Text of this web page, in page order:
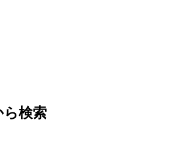
ら検索